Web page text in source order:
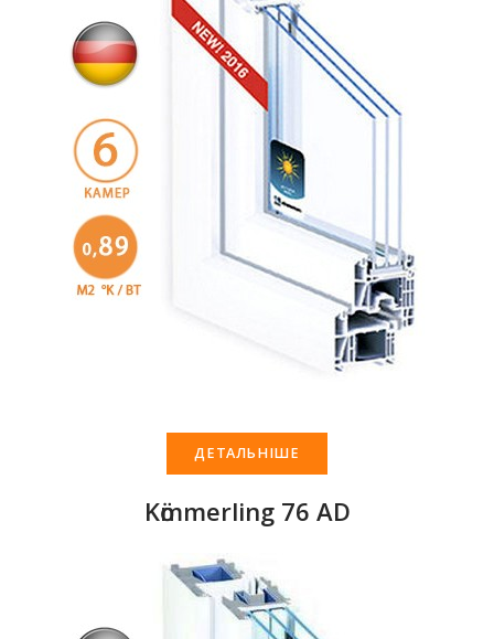
ДЕТАЛЬНІШЕ
Kӧmmerling 76 AD